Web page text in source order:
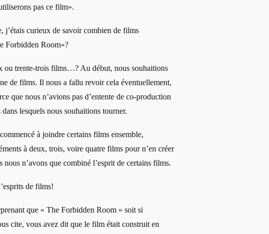
pas ce film».
j’étais curieux de savoir combien de films
Forbidden Room«?
ou trente-trois films…? Au début, nous souhaitions
de films. Il nous a fallu revoir cela éventuellement,
que nous n’avions pas d’entente de co-production
lesquels nous souhaitions tourner.
à joindre certains films ensemble,
à deux, trois, voire quatre films pour n’en créer
nous n’avons que combiné l’esprit de certains films.
de films!
que « The Forbidden Room » soit si
cite, vous avez dit que le film était construit en